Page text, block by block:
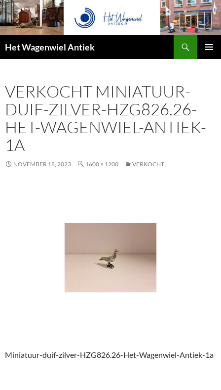
Het Wagenwiel Antiek
VERKOCHT MINIATUUR-
DUIF-ZILVER-HZG826.26-
HET-WAGENWIEL-ANTIEK-
1A
NOVEMBER 18, 2023 1600 × 1200 VERKOCHT
Miniatuur-duif-zilver-HZG826.26-Het-Wagenwiel-Antiek-1a